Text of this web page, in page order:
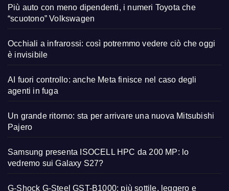
Più auto con meno dipendenti, i numeri Toyota che
“scuotono” Volkswagen
Occhiali a infrarossi: così potremmo vedere ciò che oggi
è invisibile
AI fuori controllo: anche Meta finisce nel caso degli
agenti in fuga
Un grande ritorno: sta per arrivare una nuova Mitsubishi
Pajero
Samsung presenta ISOCELL HPC da 200 MP: lo
vedremo sui Galaxy S27?
G-Shock G-Steel GST-B1000: più sottile, leggero e